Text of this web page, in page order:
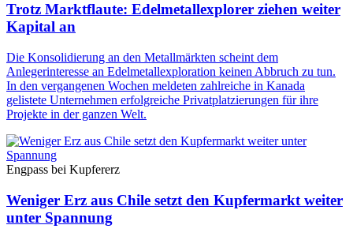
Trotz Marktflaute: Edelmetallexplorer ziehen weiter
Kapital an
Die Konsolidierung an den Metallmärkten scheint dem
Anlegerinteresse an Edelmetallexploration keinen Abbruch zu tun.
In den vergangenen Wochen meldeten zahlreiche in Kanada
gelistete Unternehmen erfolgreiche Privatplatzierungen für ihre
Projekte in der ganzen Welt.
Engpass bei Kupfererz
Weniger Erz aus Chile setzt den Kupfermarkt weiter
unter Spannung